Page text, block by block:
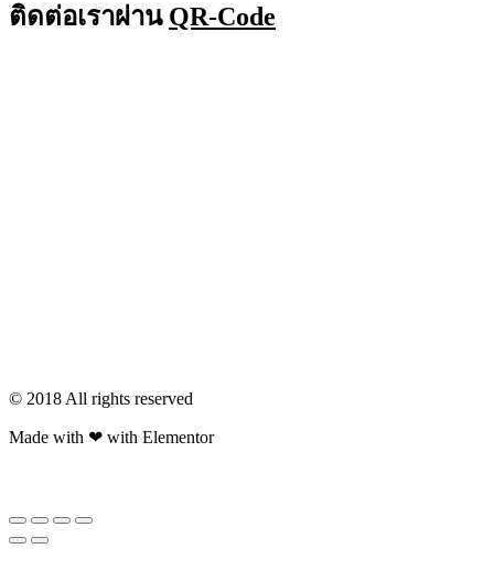
ติดต่อเราผ่าน QR-Code
© 2018 All rights reserved​
Made with ❤ with Elementor​